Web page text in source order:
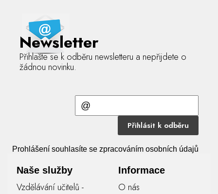
Newsletter
Přihlašte se k odběru newsletteru a nepřijdete o
žádnou novinku.
Přihlásit k odběru
Prohlášení souhlasíte se zpracováním osobních údajů
Naše služby
Vzdělávání učitelů -
Informace
O nás